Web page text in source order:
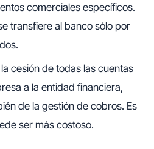
comerciales específicos.
transfiere al banco sólo por
cesión de todas las cuentas
a la entidad financiera,
de la gestión de cobros. Es
ser más costoso.